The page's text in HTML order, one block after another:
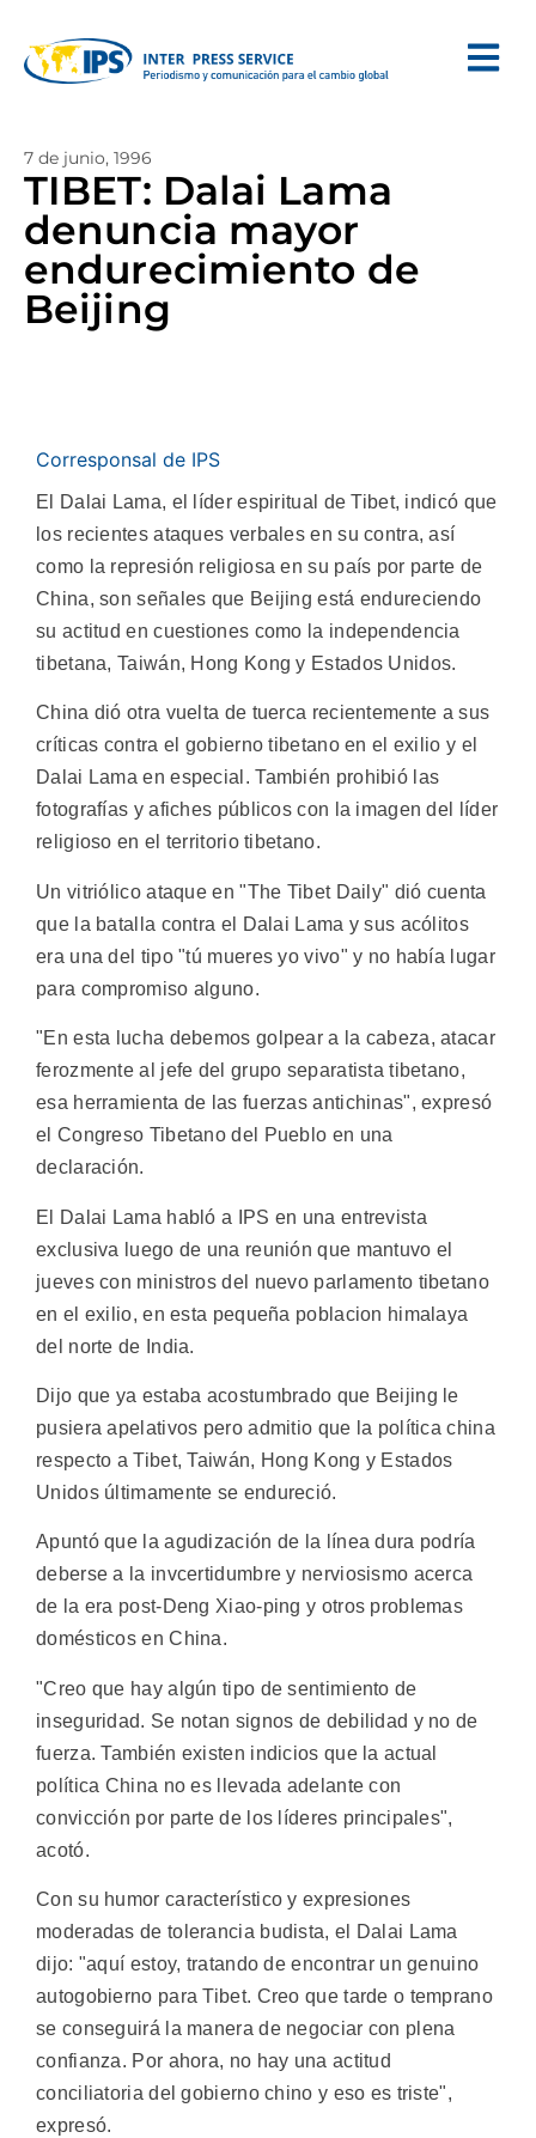
7 de junio, 1996
TIBET: Dalai Lama
denuncia mayor
endurecimiento de
Beijing
Corresponsal de IPS
El Dalai Lama, el líder espiritual de Tibet, indicó que
los recientes ataques verbales en su contra, así
como la represión religiosa en su país por parte de
China, son señales que Beijing está endureciendo
su actitud en cuestiones como la independencia
tibetana, Taiwán, Hong Kong y Estados Unidos.
China dió otra vuelta de tuerca recientemente a sus
críticas contra el gobierno tibetano en el exilio y el
Dalai Lama en especial. También prohibió las
fotografías y afiches públicos con la imagen del líder
religioso en el territorio tibetano.
Un vitriólico ataque en "The Tibet Daily" dió cuenta
que la batalla contra el Dalai Lama y sus acólitos
era una del tipo "tú mueres yo vivo" y no había lugar
para compromiso alguno.
"En esta lucha debemos golpear a la cabeza, atacar
ferozmente al jefe del grupo separatista tibetano,
esa herramienta de las fuerzas antichinas", expresó
el Congreso Tibetano del Pueblo en una
declaración.
El Dalai Lama habló a IPS en una entrevista
exclusiva luego de una reunión que mantuvo el
jueves con ministros del nuevo parlamento tibetano
en el exilio, en esta pequeña poblacion himalaya
del norte de India.
Dijo que ya estaba acostumbrado que Beijing le
pusiera apelativos pero admitio que la política china
respecto a Tibet, Taiwán, Hong Kong y Estados
Unidos últimamente se endureció.
Apuntó que la agudización de la línea dura podría
deberse a la invcertidumbre y nerviosismo acerca
de la era post-Deng Xiao-ping y otros problemas
domésticos en China.
"Creo que hay algún tipo de sentimiento de
inseguridad. Se notan signos de debilidad y no de
fuerza. También existen indicios que la actual
política China no es llevada adelante con
convicción por parte de los líderes principales",
acotó.
Con su humor característico y expresiones
moderadas de tolerancia budista, el Dalai Lama
dijo: "aquí estoy, tratando de encontrar un genuino
autogobierno para Tibet. Creo que tarde o temprano
se conseguirá la manera de negociar con plena
confianza. Por ahora, no hay una actitud
conciliatoria del gobierno chino y eso es triste",
expresó.